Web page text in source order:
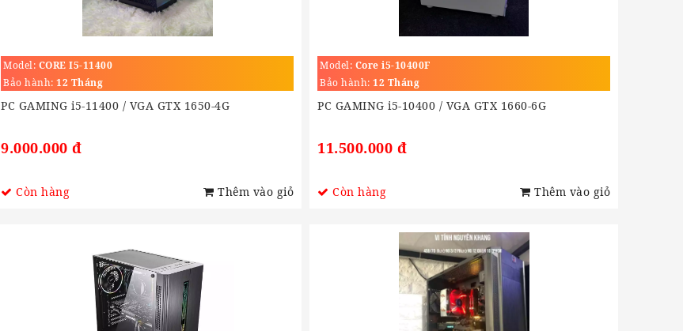
Model: CORE I5-11400
Bảo hành: 12 Tháng
PC GAMING i5-11400 / VGA GTX 1650-4G
9.000.000 đ
Còn hàng Thêm vào giỏ
Model: Core i5-10400F
Bảo hành: 12 Tháng
PC GAMING i5-10400 / VGA GTX 1660-6G
11.500.000 đ
Còn hàng Thêm vào giỏ